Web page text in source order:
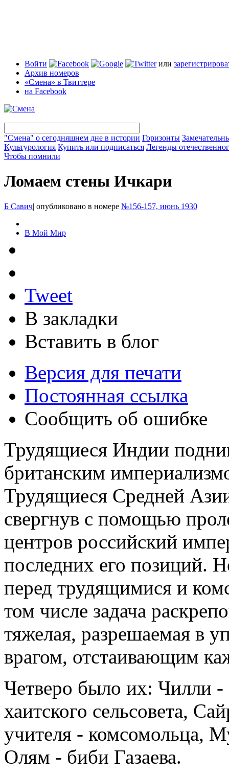
Войти или
Архив номеров
«Смена» в Твиттере
на Facebook
"Смена" о сегодняшнем дне в истории Горизонты
Культурология Купить или подписаться Легенды
Чтобы помнили
Ломаем стены Ичкари
Б Савич| опубликовано в номере №156-157, июнь 1930
В Мой Мир
Tweet
В закладки
Вставить в блог
Версия для печати
Постоянная ссылка
Сообщить об ошибке
Трудящиеся Индии
британским
Трудящиеся Средней
свергнув с помощью
центров российский
последних его позиций.
перед трудящимися и
том числе задача
тяжелая, разрешаемая в
врагом, отстаивающим
Четверо было их: Чилли -
хаитского сельсовета,
учителя - комсомольца,
Олям - биби Газаева.